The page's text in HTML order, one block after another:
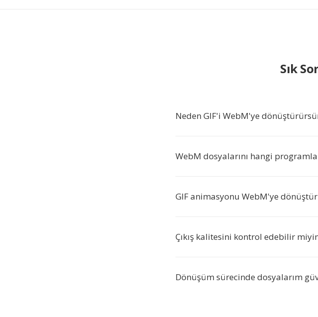
Sık
Neden GIF'i WebM'ye
WebM dosyalarını hangi
GIF animasyonu WebM'ye
Çıkış kalitesini kontrol edebilir
Dönüşüm sürecinde dosyalarım